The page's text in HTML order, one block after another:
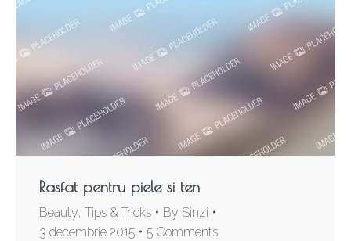
Rasfat pentru piele si ten
Beauty, Tips & Tricks By Sinzi
3 decembrie 2015
5 Comments